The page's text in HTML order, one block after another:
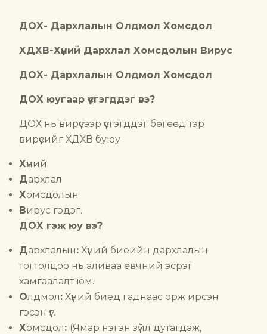
ДОХ- Дархлалын Олдмол Хомсдол
ХДХВ-Хүний Дархлал Хомсдолын Вирус
ДОХ- Дархлалын Олдмол Хомсдол
ДОХ юугаар үүсгэгддэг вэ?
ДОХ нь вирүсээр үүсгэгддэг бөгөөд тэр
вирүсийг ХДХВ буюу
Хүний
Дархлал
Хомсдолын
Вирус гэдэг.
ДОХ гэж юу вэ?
Дархлалын: Хүний биеийн дархлалын
тогтолцоо нь аливаа өвчний эсрэг
хамгаалалт юм.
Олдмол: Хүний биед гаднаас орж ирсэн
гэсэн үг.
Хомсдол: (Ямар нэгэн зүйл дутагдаж,